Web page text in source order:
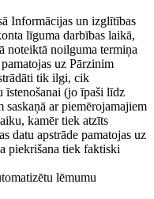
Informācijas un izglītības
līguma darbības laikā,
noteiktā noilguma termiņa
uz Pārzinim
tik ilgi, cik
īstenošanai (jo īpaši līdz
ar piemērojamajiem
kamēr tiek atzīts
datu apstrāde pamatojas uz
piekrišana tiek faktiski
lēmumu